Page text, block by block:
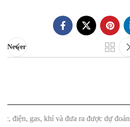
Newer
khí và đưa ra được dự đoán về nhu